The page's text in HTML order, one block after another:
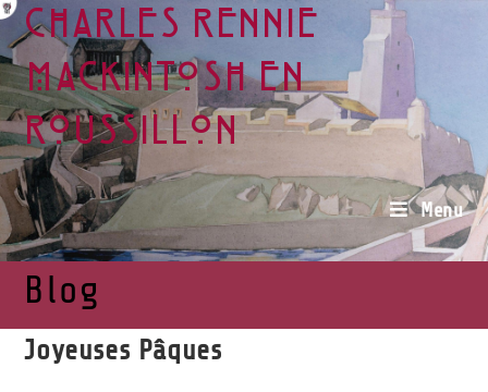
Charles Rennie
Mackintosh en
Roussillon
Menu
Blog
Joyeuses Pâques